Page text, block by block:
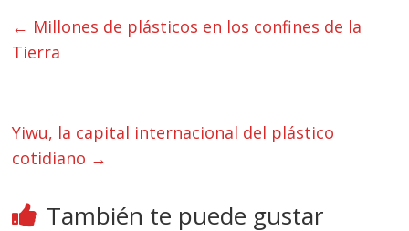
← Millones de plásticos en los confines de la
Tierra
Yiwu, la capital internacional del plástico
cotidiano →
También te puede gustar